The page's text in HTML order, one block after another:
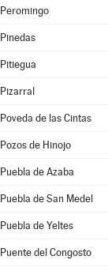
Peromingo
Pinedas
Pitiegua
Pizarral
Poveda de las Cintas
Pozos de Hinojo
Puebla de Azaba
Puebla de San Medel
Puebla de Yeltes
Puente del Congosto